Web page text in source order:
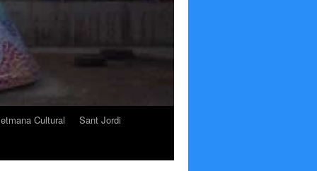
Cultural
Sant Jordi